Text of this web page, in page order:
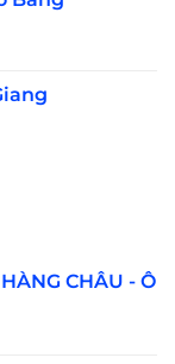
CHÂU - Ô